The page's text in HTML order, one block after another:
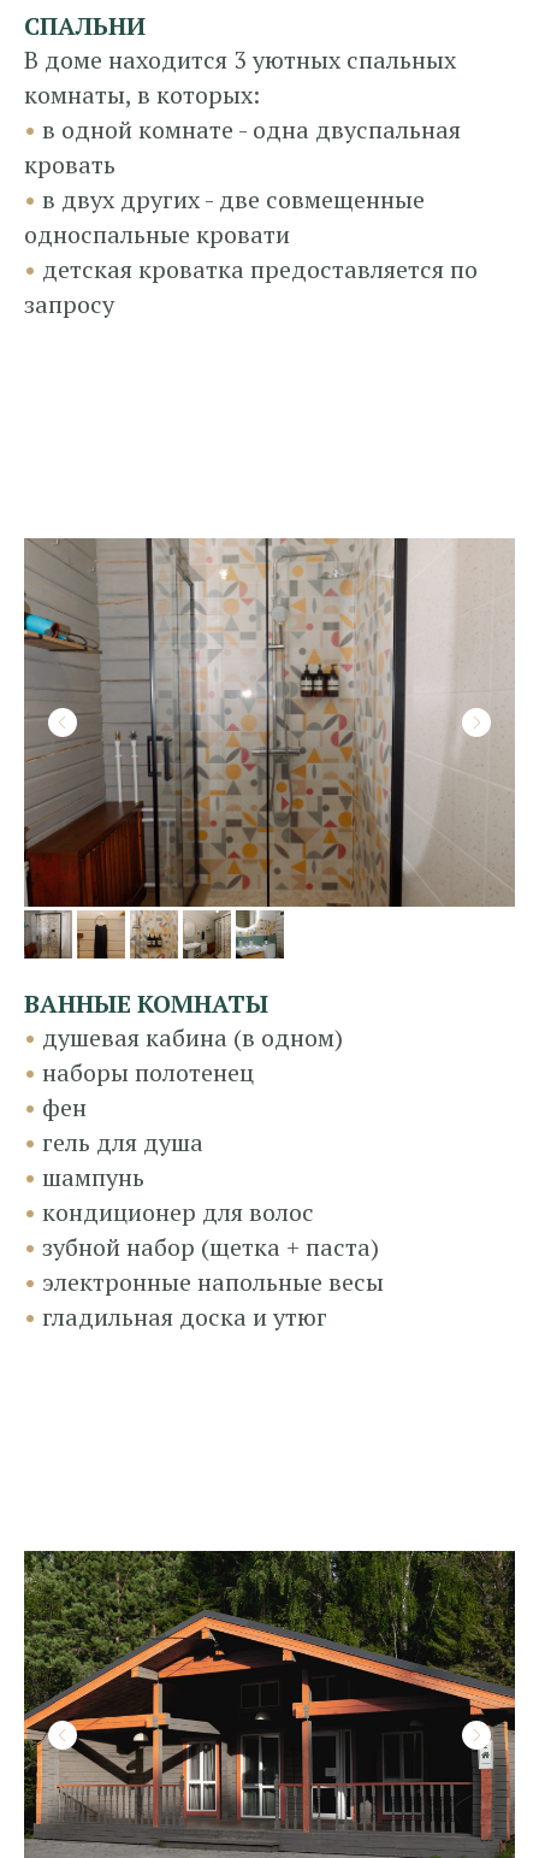
СПАЛЬНИ
В доме находится 3 уютных спальных
комнаты, в которых:
• в одной комнате - одна двуспальная
кровать
• в двух других - две совмещенные
односпальные кровати
• детская кроватка предоставляется по
запросу
ВАННЫЕ КОМНАТЫ
• душевая кабина (в одном)
• наборы полотенец
• фен
• гель для душа
• шампунь
• кондиционер для волос
• зубной набор (щетка + паста)
• электронные напольные весы
• гладильная доска и утюг